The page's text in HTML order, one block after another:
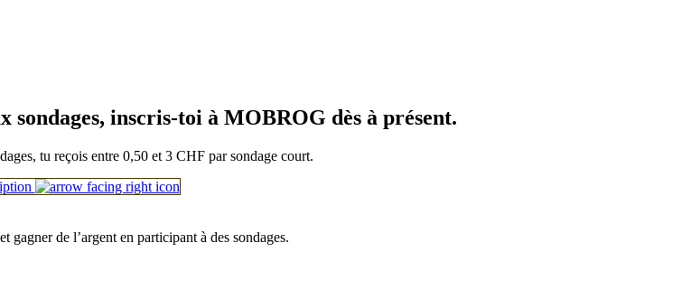
sondages, inscris-toi à MOBROG dès à présent.
tu reçois entre 0,50 et 3 CHF par sondage court.
de l’argent en participant à des sondages.